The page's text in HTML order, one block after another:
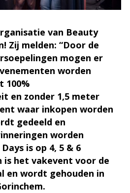
van Beauty
Zij melden: “Door de
mogen er
worden
100%
en zonder 1,5 meter
waar inkopen worden
gedeeld en
worden
is op 4, 5 & 6
is het vakevent voor de
en wordt gehouden in